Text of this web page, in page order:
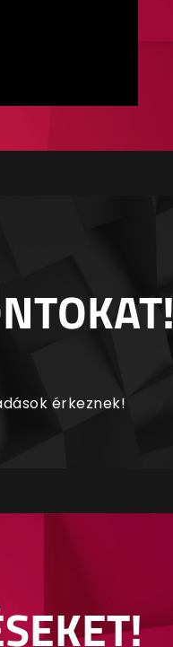
érkeznek!